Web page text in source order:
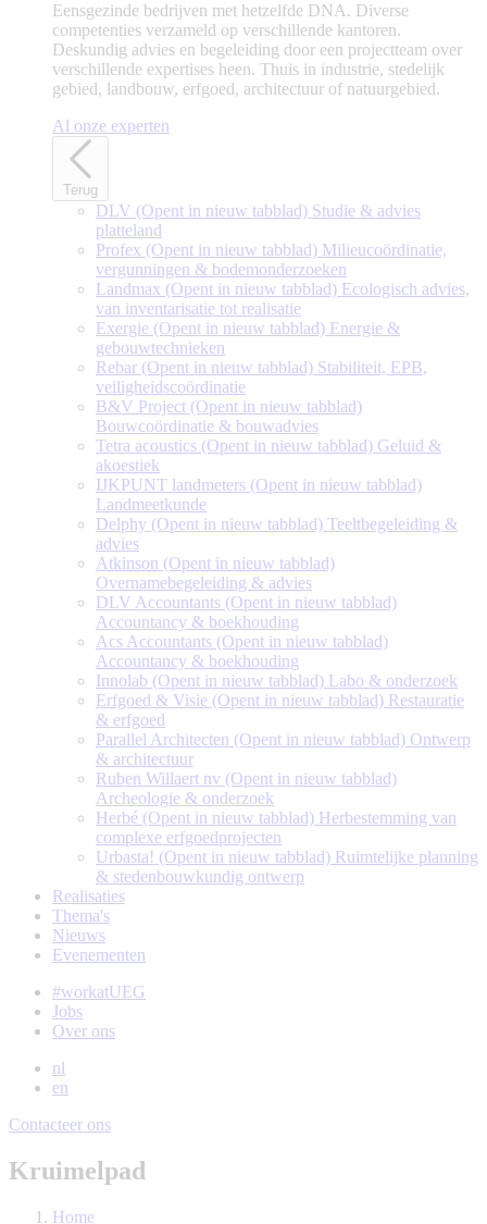
Eensgezinde bedrijven met hetzelfde DNA. Diverse
competenties verzameld op verschillende kantoren.
Deskundig advies en begeleiding door een projectteam over
verschillende expertises heen. Thuis in industrie, stedelijk
gebied, landbouw, erfgoed, architectuur of natuurgebied.
Al onze experten
Terug
DLV (Opent in nieuw tabblad) Studie & advies
platteland
Profex (Opent in nieuw tabblad) Milieucoördinatie,
vergunningen & bodemonderzoeken
Landmax (Opent in nieuw tabblad) Ecologisch advies,
van inventarisatie tot realisatie
Exergie (Opent in nieuw tabblad) Energie &
gebouwtechnieken
Rebar (Opent in nieuw tabblad) Stabiliteit, EPB,
veiligheidscoördinatie
B&V Project (Opent in nieuw tabblad)
Bouwcoördinatie & bouwadvies
Tetra acoustics (Opent in nieuw tabblad) Geluid &
akoestiek
IJKPUNT landmeters (Opent in nieuw tabblad)
Landmeetkunde
Delphy (Opent in nieuw tabblad) Teeltbegeleiding &
advies
Atkinson (Opent in nieuw tabblad)
Overnamebegeleiding & advies
DLV Accountants (Opent in nieuw tabblad)
Accountancy & boekhouding
Acs Accountants (Opent in nieuw tabblad)
Accountancy & boekhouding
Innolab (Opent in nieuw tabblad) Labo & onderzoek
Erfgoed & Visie (Opent in nieuw tabblad) Restauratie
& erfgoed
Parallel Architecten (Opent in nieuw tabblad) Ontwerp
& architectuur
Ruben Willaert nv (Opent in nieuw tabblad)
Archeologie & onderzoek
Herbé (Opent in nieuw tabblad) Herbestemming van
complexe erfgoedprojecten
Urbasta! (Opent in nieuw tabblad) Ruimtelijke planning
& stedenbouwkundig ontwerp
Realisaties
Thema's
Nieuws
Evenementen
#workatUEG
Jobs
Over ons
nl
en
Contacteer ons
Kruimelpad
Home